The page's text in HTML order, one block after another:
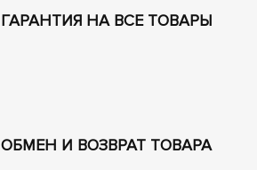
ГАРАНТИЯ НА ВСЕ ТОВАРЫ
ОБМЕН И ВОЗВРАТ ТОВАРА